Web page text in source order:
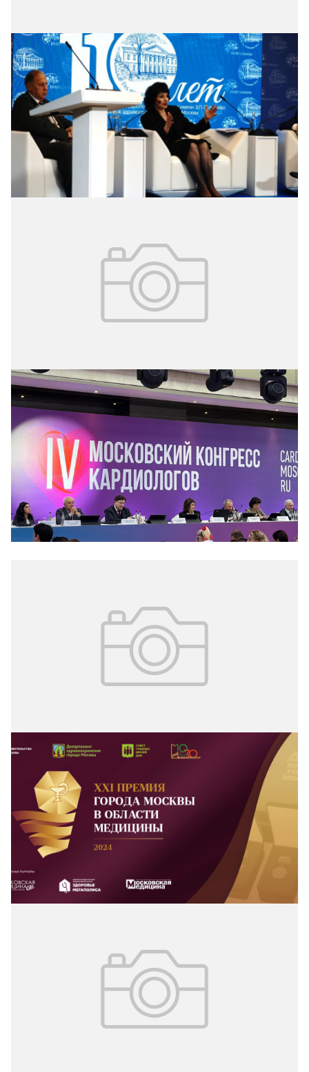
05.11.2024 № 42 (341)
Лечение болезней мозга
15–17 октября в столице состоялась 9-я научно-
практическая конференция «Психическое здоровье
человека и общества. Актуальные междисциплинарные
проблемы и возможные пути решения».
05.11.2024 № 42 (341)
Московский конгресс кардиологов
Российские и зарубежные учёные обсудили основные
тренды кардиологии будущего на IV Московском
конгрессе кардиологов, который состоялся 22–23
октября в столице.
05.11.2024 № 42 (341)
Премия города Москвы в области
медицины
7 ноября в Ситуационном центре города Москвы
состоится торжественное расширенное заседание
экспертного совета Премии города Москвы в области
медицины.